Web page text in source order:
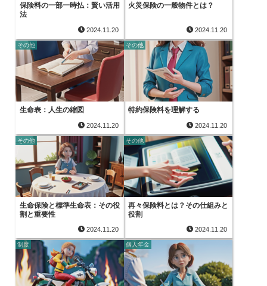
保険料の一部一時払：賢い活用
法
2024.11.20
火災保険の一般物件とは？
2024.11.20
その他
生命表：人生の縮図
2024.11.20
その他
特約保険料を理解する
2024.11.20
その他
生命保険と標準生命表：その役
割と重要性
2024.11.20
その他
再々保険料とは？その仕組みと
役割
2024.11.20
制度 個人年金